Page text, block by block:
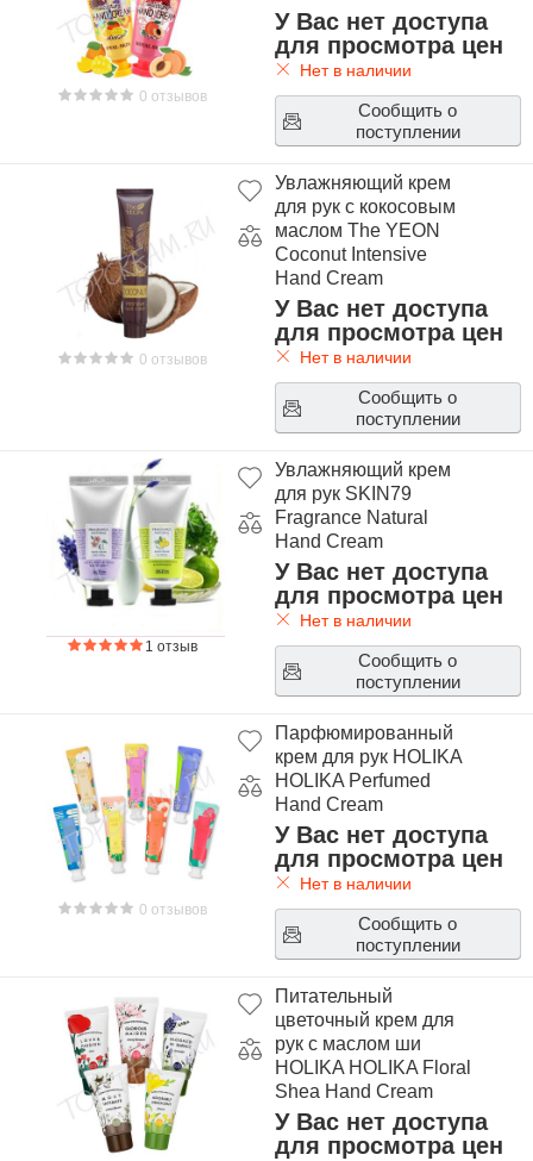
0 отзывов
У Вас нет доступа
для просмотра цен
Нет в наличии
Сообщить о
поступлении
0 отзывов
Увлажняющий крем
для рук с кокосовым
маслом The YEON
Coconut Intensive
Hand Cream
У Вас нет доступа
для просмотра цен
Нет в наличии
Сообщить о
поступлении
1 отзыв
Увлажняющий крем
для рук SKIN79
Fragrance Natural
Hand Cream
У Вас нет доступа
для просмотра цен
Нет в наличии
Сообщить о
поступлении
0 отзывов
Парфюмированный
крем для рук HOLIKA
HOLIKA Perfumed
Hand Cream
У Вас нет доступа
для просмотра цен
Нет в наличии
Сообщить о
поступлении
Питательный
цветочный крем для
рук с маслом ши
HOLIKA HOLIKA Floral
Shea Hand Cream
У Вас нет доступа
для просмотра цен